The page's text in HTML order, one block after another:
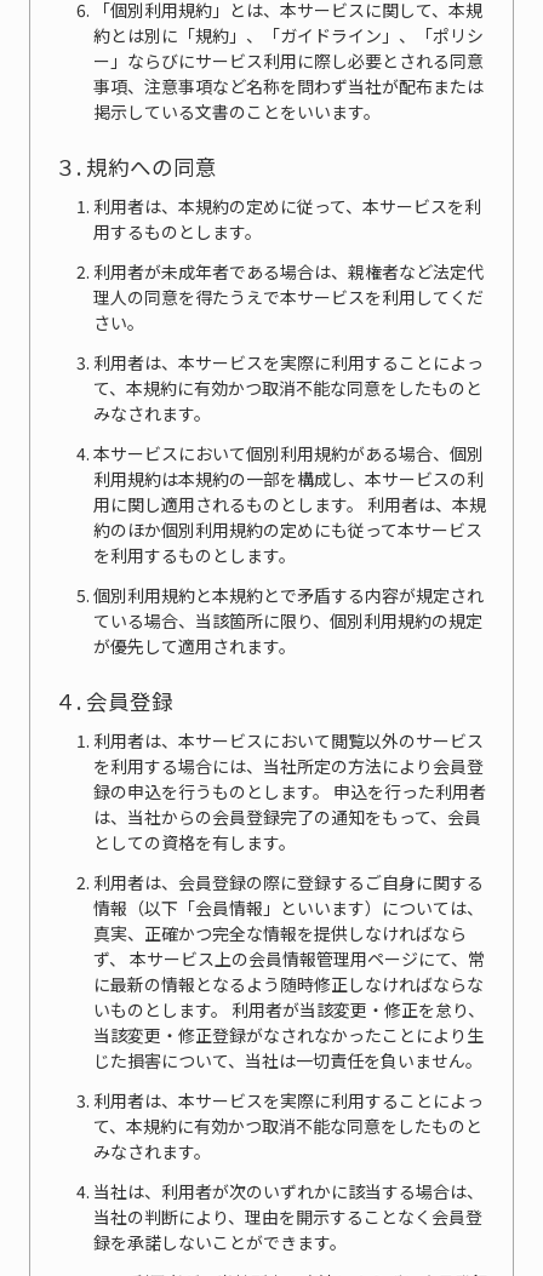
「個別利用規約」とは、本サービスに関して、本規
約とは別に「規約」、「ガイドライン」、「ポリシ
ー」ならびにサービス利用に際し必要とされる同意
事項、注意事項など名称を問わず当社が配布または
掲示している文書のことをいいます。
３. 規約への同意
利用者は、本規約の定めに従って、本サービスを利
用するものとします。
利用者が未成年者である場合は、親権者など法定代
理人の同意を得たうえで本サービスを利用してくだ
さい。
利用者は、本サービスを実際に利用することによっ
て、本規約に有効かつ取消不能な同意をしたものと
みなされます。
本サービスにおいて個別利用規約がある場合、個別
利用規約は本規約の一部を構成し、本サービスの利
用に関し適用されるものとします。 利用者は、本規
約のほか個別利用規約の定めにも従って本サービス
を利用するものとします。
個別利用規約と本規約とで矛盾する内容が規定され
ている場合、当該箇所に限り、個別利用規約の規定
が優先して適用されます。
４. 会員登録
利用者は、本サービスにおいて閲覧以外のサービス
を利用する場合には、当社所定の方法により会員登
録の申込を行うものとします。 申込を行った利用者
は、当社からの会員登録完了の通知をもって、会員
としての資格を有します。
利用者は、会員登録の際に登録するご自身に関する
情報（以下「会員情報」といいます）については、
真実、正確かつ完全な情報を提供しなければなら
ず、 本サービス上の会員情報管理用ページにて、常
に最新の情報となるよう随時修正しなければならな
いものとします。 利用者が当該変更・修正を怠り、
当該変更・修正登録がなされなかったことにより生
じた損害について、当社は一切責任を負いません。
利用者は、本サービスを実際に利用することによっ
て、本規約に有効かつ取消不能な同意をしたものと
みなされます。
当社は、利用者が次のいずれかに該当する場合は、
当社の判断により、理由を開示することなく会員登
録を承諾しないことができます。